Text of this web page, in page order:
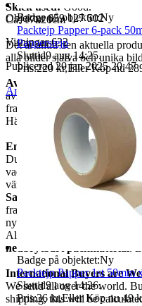
Skick used: Good.
Ca: 17x20cm
Det är alltid den aktuella
alla bilder själva och unika
Avhämtning
via FOOTLYs
avhämtning vid betalning, det
framplockad får du en kod
Hämtas inom 14 dagar,
Enhetsfrakt från 99 kr
Du betalar en fast
vad du beställer. Det gör
värde när du handlar flera
Samfrakt 1 dag
, handla
fraktkostnad. Köp som sker
ny frakt.
All frakt är
för en
nedbrytbart packmaterial
.
International Buyers are
We send all over the world.
shipping, this will be
Objektnr 659 127 502
Visningar 632
Publicerad 20 jan 2025 20:47
Anmäl
Badge på objektet:Ny
Packtejp Papper 6-pack
Papperstejp
Sluttid9 aug 14:25.
Pris:220 kr,Eller Köp nu
Badge på objektet:Ny
Packtejp Papper 1st 50mm
Sluttid9 aug 14:26.
Pris:36 kr,Eller Köp nu 49